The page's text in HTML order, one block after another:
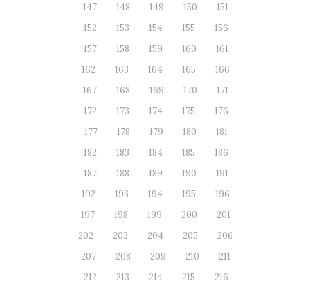
147
148 149 150
151
152
153 154 155
156
157
158 159 160
161
162
163 164 165
166
167
168 169 170
171
172
173 174 175
176
177
178 179 180
181
182
183 184 185
186
187
188 189 190
191
192
193 194 195
196
197
198 199 200
201
202
203 204 205
206
207
208 209 210
211
212
213 214 215
216